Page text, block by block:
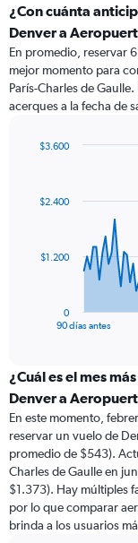
¿Con cuánta
Denver a
En promedio, reservar
mejor momento para
París-Charles de
acerques a la fecha de
data
The
categories.
Range:
categories.
The
chart
has
1
Y
axis
90 días antes
0
$1.200
$2.400
$3.600
¿Cuál es el mes
Denver a
En este momento,
reservar un vuelo de
promedio de $543).
Charles de Gaulle en
$1.373). Hay múltiples
por lo que comparar
brinda a los usuarios